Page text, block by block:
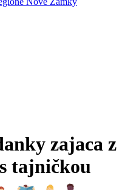
zajaca z
tajničkou